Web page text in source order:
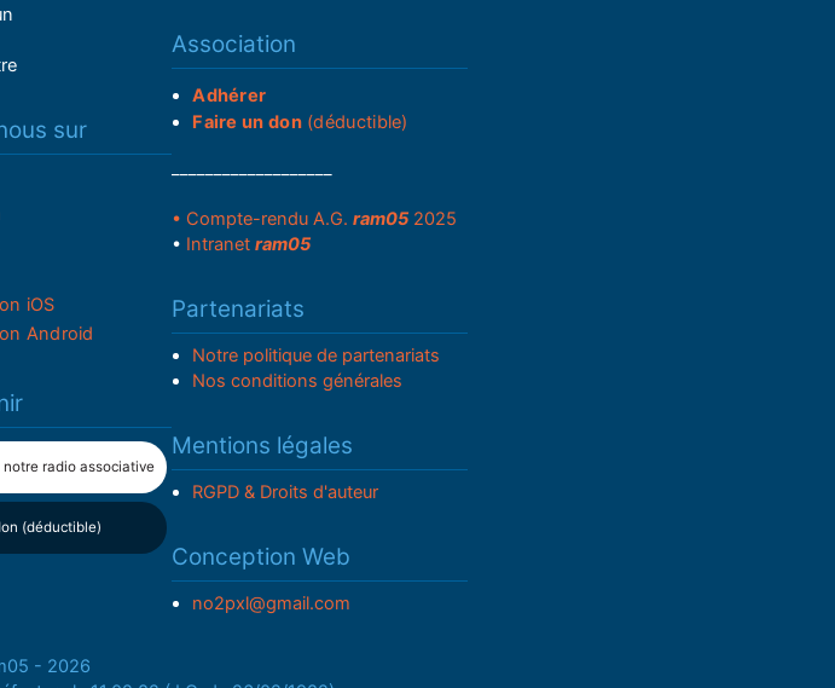
sur
iOS
Android
notre radio associative
(déductible)
Association
Adhérer
Faire un don(déductible)
• Compte-rendu A.G. ram052025
• Intranet ram05
Partenariats
Notre politique de partenariats
Nos conditions générales
Mentions légales
RGPD & Droits d'auteur
Conception Web
no2pxl@gmail.com
- 2026